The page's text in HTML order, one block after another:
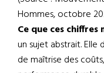
Hommes, octobre
Ce que ces
un sujet abstrait.
de maîtrise des